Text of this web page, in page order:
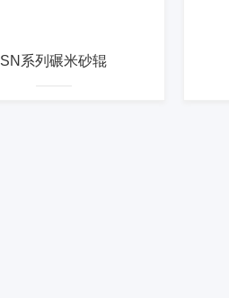
SN系列碾米砂辊